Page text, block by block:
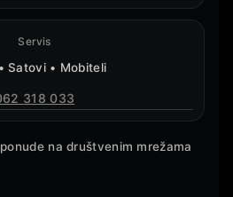
Servis
Satovi • Mobiteli
318 033
na društvenim mrežama